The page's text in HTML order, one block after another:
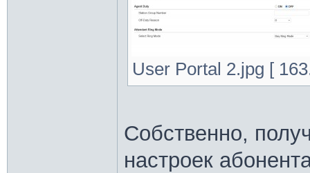
User Portal 2.jpg [
Собственно,
настроек